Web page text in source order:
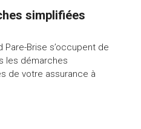
simplifiées
Pare-Brise s’occupent de
les démarches
de votre assurance à